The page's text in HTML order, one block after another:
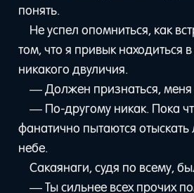
понять.
Не успел опомниться, как
том, что я привык находиться
никакого двуличия.
— Должен признаться, меня
— По-другому никак. Пока
фанатично пытаются
небе.
Сакаянаги, судя по всему,
— Ты сильнее всех прочих